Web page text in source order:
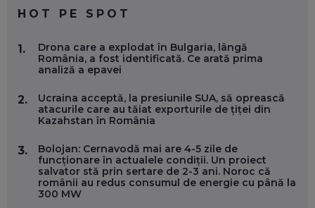
FOLOSEȘTI TEHNOLOGIA CA SĂ FII MAI BUN LA JOB. ȘI CUM
SE VA SCHIMBA MUNCA, ÎN URMĂTORII ANI
EP. 58
MARIUS PAȘCULEA, COFONDATOR AL KULTH: CUM
FOLOSEȘTI TEHNOLOGIA CA SĂ ÎȚI DESCHIZI DRUMUL
EP. 57
ANDREI AVĂDANEI, BIT SENTINEL: CUM ÎȚI PROTEJEZI
EFICIENT VIAȚA ONLINE. ȘI CARE SUNT PRIMII PAȘI ÎNTR-O
HOT PE SPOT
1.
Drona care a explodat în Bulgaria, lângă
România, a fost identificată. Ce arată prima
analiză a epavei
2.
Ucraina acceptă, la presiunile SUA, să oprească
atacurile care au tăiat exporturile de țiței din
Kazahstan în România
3.
Bolojan: Cernavodă mai are 4-5 zile de
funcționare în actualele condiții. Un proiect
salvator stă prin sertare de 2-3 ani. Noroc că
românii au redus consumul de energie cu până la
300 MW